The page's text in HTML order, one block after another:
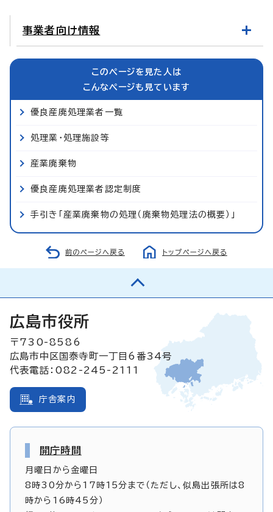
事業者向け情報
このページを見た人は
こんなページも見ています
優良産廃処理業者一覧
処理業・処理施設等
産業廃棄物
優良産廃処理業者認定制度
手引き「産業廃棄物の処理（廃棄物処理法の概要）」
前のページへ戻る トップページへ戻る
広島市役所
〒730-8586
広島市中区国泰寺町一丁目6番34号
代表電話：082-245-2111
庁舎案内
開庁時間
月曜日から金曜日
8時30分から17時15分まで（ただし、似島出張所は8
時から16時45分）